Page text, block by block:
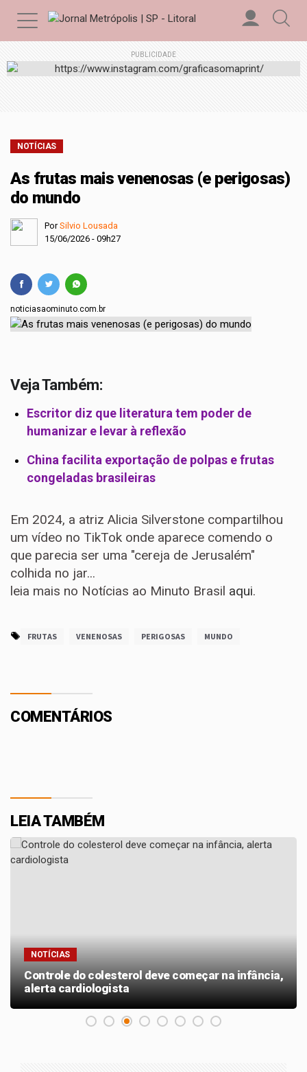
PUBLICIDADE
NOTÍCIAS
As frutas mais venenosas (e perigosas)
do mundo
PorSilvio Lousada
15/06/2026 - 09h27
noticiasaominuto.com.br
Veja Também:
Escritor diz que literatura tem poder de
humanizar e levar à reflexão
China facilita exportação de polpas e frutas
congeladas brasileiras
Em 2024, a atriz Alicia Silverstone compartilhou
um vídeo no TikTok onde aparece comendo o
que parecia ser uma "cereja de Jerusalém"
colhida no jar...
leia mais no Notícias ao Minuto Brasil aqui.
FRUTAS VENENOSAS PERIGOSAS MUNDO
COMENTÁRIOS
LEIA TAMBÉM
NOTÍCIAS
Controle do colesterol deve começar na infância,
alerta cardiologista